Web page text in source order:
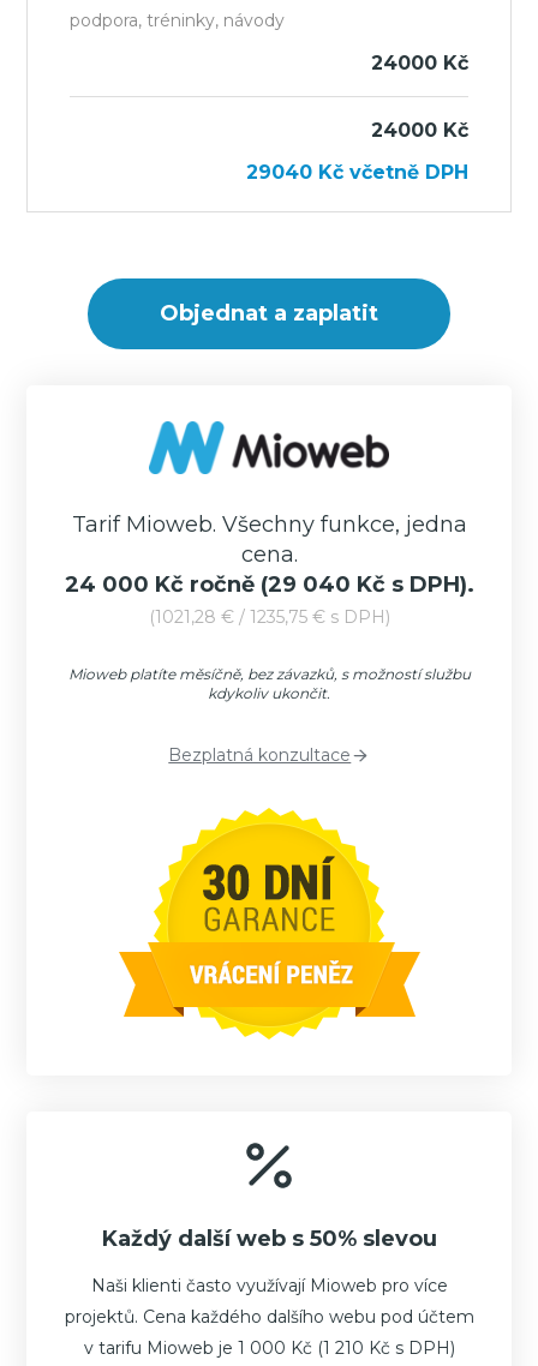
podpora, tréninky, návody
24000 Kč
24000 Kč
29040Kčvčetně DPH
Tarif Mioweb. Všechny funkce, jedna
cena.
24 000 Kč ročně(29 040 Kč s DPH).
(1021,28 € / 1235,75 € s DPH)
Mioweb platíte měsíčně, bez závazků, s možností službu
kdykoliv ukončit.
Bezplatná konzultace
Každý další web s 50% slevou
Naši klienti často využívají Mioweb pro více
projektů. Cena každého dalšího webu pod účtem
v tarifu Mioweb je 1 000 Kč (1 210 Kč s DPH)